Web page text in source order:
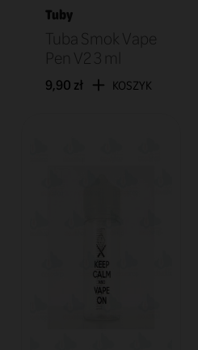
Tuby
Tuba Smok Vape
Pen V2 3 ml
9,90 zł KOSZYK